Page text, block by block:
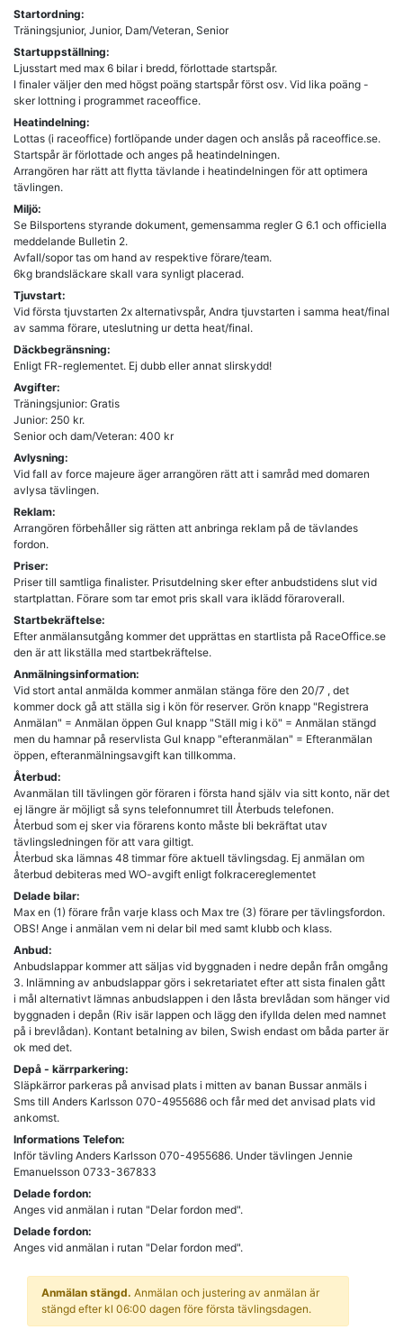
Startordning:
Träningsjunior, Junior, Dam/Veteran, Senior
Startuppställning:
Ljusstart med max 6 bilar i bredd, förlottade startspår.
I finaler väljer den med högst poäng startspår först osv. Vid lika poäng -
sker lottning i programmet raceoffice.
Heatindelning:
Lottas (i raceoffice) fortlöpande under dagen och anslås på raceoffice.se.
Startspår är förlottade och anges på heatindelningen.
Arrangören har rätt att flytta tävlande i heatindelningen för att optimera
tävlingen.
Miljö:
Se Bilsportens styrande dokument, gemensamma regler G 6.1 och officiella
meddelande Bulletin 2.
Avfall/sopor tas om hand av respektive förare/team.
6kg brandsläckare skall vara synligt placerad.
Tjuvstart:
Vid första tjuvstarten 2x alternativspår, Andra tjuvstarten i samma heat/final
av samma förare, uteslutning ur detta heat/final.
Däckbegränsning:
Enligt FR-reglementet. Ej dubb eller annat slirskydd!
Avgifter:
Träningsjunior: Gratis
Junior: 250 kr.
Senior och dam/Veteran: 400 kr
Avlysning:
Vid fall av force majeure äger arrangören rätt att i samråd med domaren
avlysa tävlingen.
Reklam:
Arrangören förbehåller sig rätten att anbringa reklam på de tävlandes
fordon.
Priser:
Priser till samtliga finalister. Prisutdelning sker efter anbudstidens slut vid
Startbekräftelse:
Efter anmälansutgång kommer det upprättas en startlista på RaceOffice.se
den är att likställa med startbekräftelse.
Anmälningsinformation:
Vid stort antal anmälda kommer anmälan stänga före den 20/7 , det
kommer dock gå att ställa sig i kön för reserver. Grön knapp "Registrera
Anmälan" = Anmälan öppen Gul knapp "Ställ mig i kö" = Anmälan stängd
men du hamnar på reservlista Gul knapp "efteranmälan" = Efteranmälan
öppen, efteranmälningsavgift kan tillkomma.
Återbud:
Avanmälan till tävlingen gör föraren i första hand själv via sitt konto, när det
ej längre är möjligt så syns telefonnumret till Återbuds telefonen.
Återbud som ej sker via förarens konto måste bli bekräftat utav
tävlingsledningen för att vara giltigt.
Återbud ska lämnas 48 timmar före aktuell tävlingsdag. Ej anmälan om
återbud debiteras med WO-avgift enligt folkracereglementet
Delade bilar:
Max en (1) förare från varje klass och Max tre (3) förare per tävlingsfordon.
OBS! Ange i anmälan vem ni delar bil med samt klubb och klass.
Anbud:
Anbudslappar kommer att säljas vid byggnaden i nedre depån från omgång
3. Inlämning av anbudslappar görs i sekretariatet efter att sista finalen gått
i mål alternativt lämnas anbudslappen i den låsta brevlådan som hänger vid
byggnaden i depån (Riv isär lappen och lägg den ifyllda delen med namnet
på i brevlådan). Kontant betalning av bilen, Swish endast om båda parter är
ok med det.
Depå - kärrparkering:
Släpkärror parkeras på anvisad plats i mitten av banan Bussar anmäls i
Sms till Anders Karlsson 070-4955686 och får med det anvisad plats vid
ankomst.
Informations Telefon:
Inför tävling Anders Karlsson 070-4955686. Under tävlingen Jennie
Emanuelsson 0733-367833
Delade fordon:
Anges vid anmälan i rutan "Delar fordon med".
Delade fordon:
Anges vid anmälan i rutan "Delar fordon med".
Anmälan stängd. Anmälan och justering av anmälan är
stängd efter kl 06:00 dagen före första tävlingsdagen.